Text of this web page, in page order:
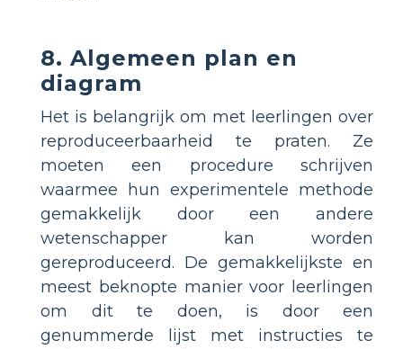
8. Algemeen plan en
diagram
Het is belangrijk om met leerlingen over
reproduceerbaarheid te praten. Ze
moeten een procedure schrijven
waarmee hun experimentele methode
gemakkelijk door een andere
wetenschapper kan worden
gereproduceerd. De gemakkelijkste en
meest beknopte manier voor leerlingen
om dit te doen, is door een
genummerde lijst met instructies te